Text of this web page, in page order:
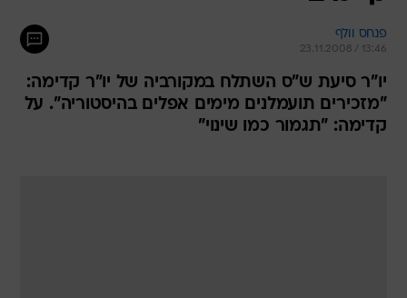
פנחס וולף
23.11.2008 / 13:46
יו"ר סיעת ש"ס השתלח במקורביה של יו"ר קדימה:
"מזכירים תועמלנים מימים אפלים בהיסטוריה". על
קדימה: "תגמור כמו שינוי"